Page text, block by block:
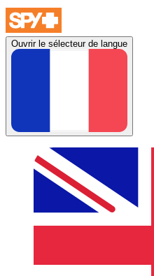
Ouvrir le sélecteur de langue